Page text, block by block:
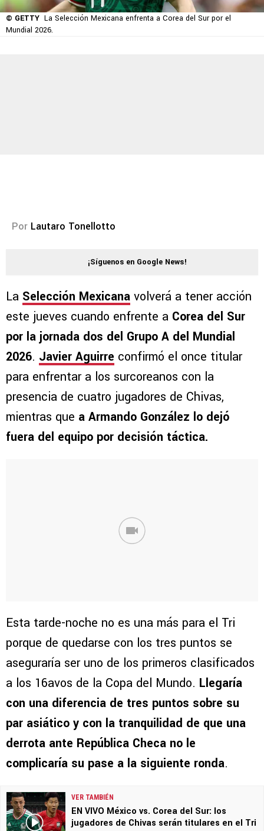
© GETTY La Selección Mexicana enfrenta a Corea del Sur por el
Mundial 2026.
Por Lautaro Tonellotto
¡Síguenos en Google News!
La Selección Mexicana volverá a tener acción
este jueves cuando enfrente a Corea del Sur
por la jornada dos del Grupo A del Mundial
2026. Javier Aguirre confirmó el once titular
para enfrentar a los surcoreanos con la
presencia de cuatro jugadores de Chivas,
mientras que a Armando González lo dejó
fuera del equipo por decisión táctica.
Esta tarde-noche no es una más para el Tri
porque de quedarse con los tres puntos se
aseguraría ser uno de los primeros clasificados
a los 16avos de la Copa del Mundo. Llegaría
con una diferencia de tres puntos sobre su
par asiático y con la tranquilidad de que una
derrota ante República Checa no le
complicaría su pase a la siguiente ronda.
VER TAMBIÉN
EN VIVO México vs. Corea del Sur: los
jugadores de Chivas serán titulares en el Tri